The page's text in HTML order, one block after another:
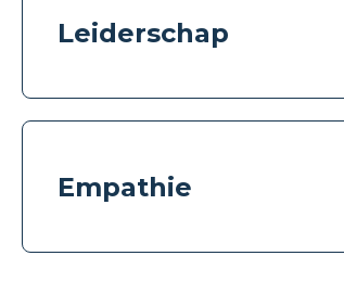
Leiderschap
Empathie